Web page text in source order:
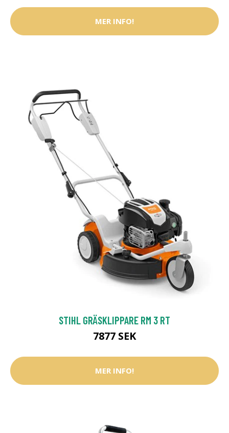
MER INFO!
STIHL GRÄSKLIPPARE RM 3 RT
7877 SEK
MER INFO!